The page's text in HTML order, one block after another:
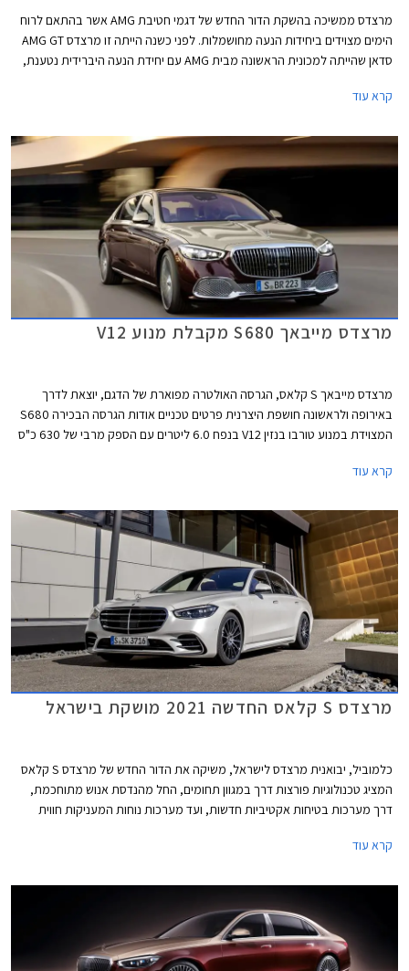
מרצדס ממשיכה בהשקת הדור החדש של דגמי חטיבת AMG אשר בהתאם לרוח
הימים מצוידים ביחידות הנעה מחושמלות. לפני כשנה הייתה זו מרצדס AMG GT
סדאן שהייתה למכונית הראשונה מבית AMG עם יחידת הנעה היברידית נטענת,
של ספינת הדגל מרצדס S63 AMG E Performance.
קרא עוד
מרצדס מייבאך S680 מקבלת מנוע V12
מרצדס מייבאך S קלאס, הגרסה האולטרה מפוארת של הדגם, יוצאת לדרך
באירופה ולראשונה חושפת היצרנית פרטים טכניים אודות הגרסה הבכירה S680
המצוידת במנוע טורבו בנזין V12 בנפח 6.0 ליטרים עם הספק מרבי של 630 כ"ס
קרא עוד
מרצדס S קלאס החדשה 2021 מושקת בישראל
כלמוביל, יבואנית מרצדס לישראל, משיקה את הדור החדש של מרצדס S קלאס
המציג טכנולוגיות פורצות דרך במגוון תחומים, החל מהנדסת אנוש מתוחכמת,
דרך מערכות בטיחות אקטיביות חדשות, ועד מערכות נוחות המעניקות חווית
קרא עוד